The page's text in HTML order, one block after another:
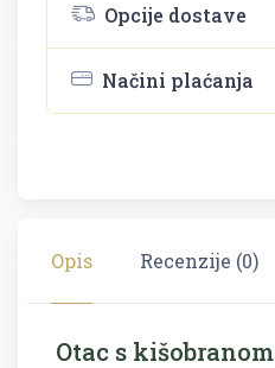
Opcije dostave
Načini plaćanja
Opis Recenzije (0)
Otac s kišobranom